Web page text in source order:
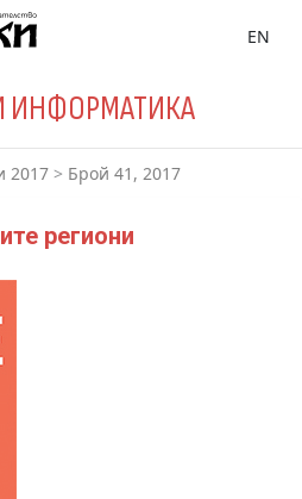
ИНФОРМАТИКА
EN
2017 > Брой 41, 2017
региони